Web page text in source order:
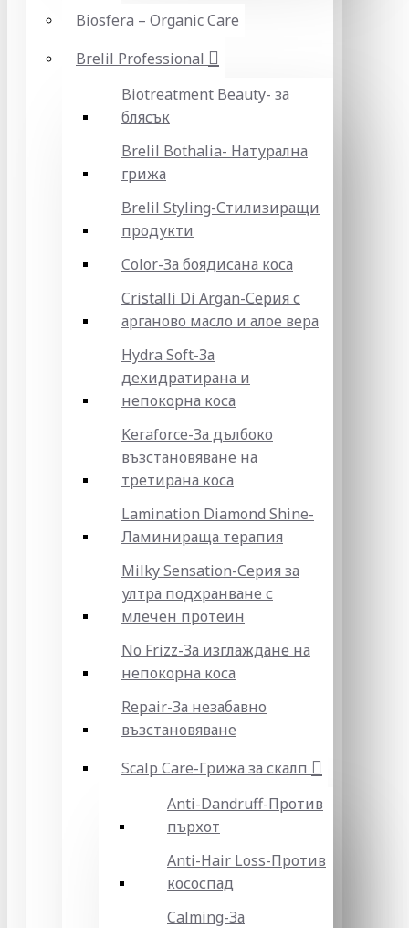
Biosfera – Organic Care
Brelil Professional
Biotreatment Beauty- за
блясък
Brelil Bothalia- Натурална
грижа
Brelil Styling-Стилизиращи
продукти
Color-За боядисана коса
Cristalli Di Argan-Серия с
арганово масло и алое вера
Hydra Soft-За
дехидратирана и
непокорна коса
Keraforce-За дълбоко
възстановяване на
третирана коса
Lamination Diamond Shine-
Ламинираща терапия
Milky Sensation-Серия за
ултра подхранване с
млечен протеин
No Frizz-За изглаждане на
непокорна коса
Repair-За незабавно
възстановяване
Scalp Care-Грижа за скалп
Anti-Dandruff-Против
пърхот
Anti-Hair Loss-Против
кососпад
Calming-За